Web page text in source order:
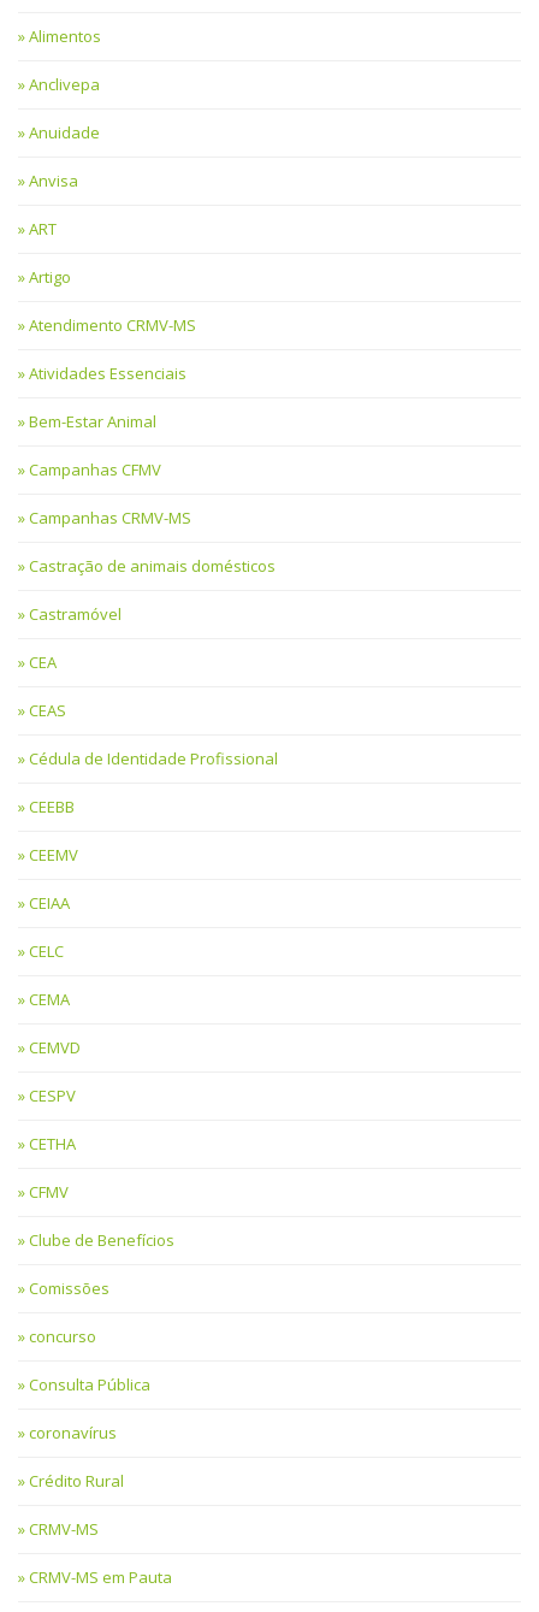
Alimentos
Anclivepa
Anuidade
Anvisa
ART
Artigo
Atendimento CRMV-MS
Atividades Essenciais
Bem-Estar Animal
Campanhas CFMV
Campanhas CRMV-MS
Castração de animais domésticos
Castramóvel
CEA
CEAS
Cédula de Identidade Profissional
CEEBB
CEEMV
CEIAA
CELC
CEMA
CEMVD
CESPV
CETHA
CFMV
Clube de Benefícios
Comissões
concurso
Consulta Pública
coronavírus
Crédito Rural
CRMV-MS
CRMV-MS em Pauta